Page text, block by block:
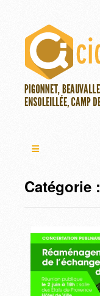
Catégorie :